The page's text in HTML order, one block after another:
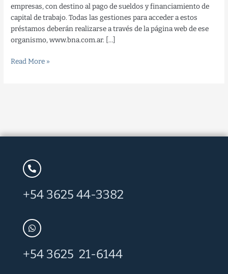
empresas, con destino al pago de sueldos y financiamiento de
capital de trabajo. Todas las gestiones para acceder a estos
préstamos deberán realizarse a través de la página web de ese
organismo, www.bna.com.ar. […]
Read More »
+54 3625 44-3382
+54 3625 21-6144